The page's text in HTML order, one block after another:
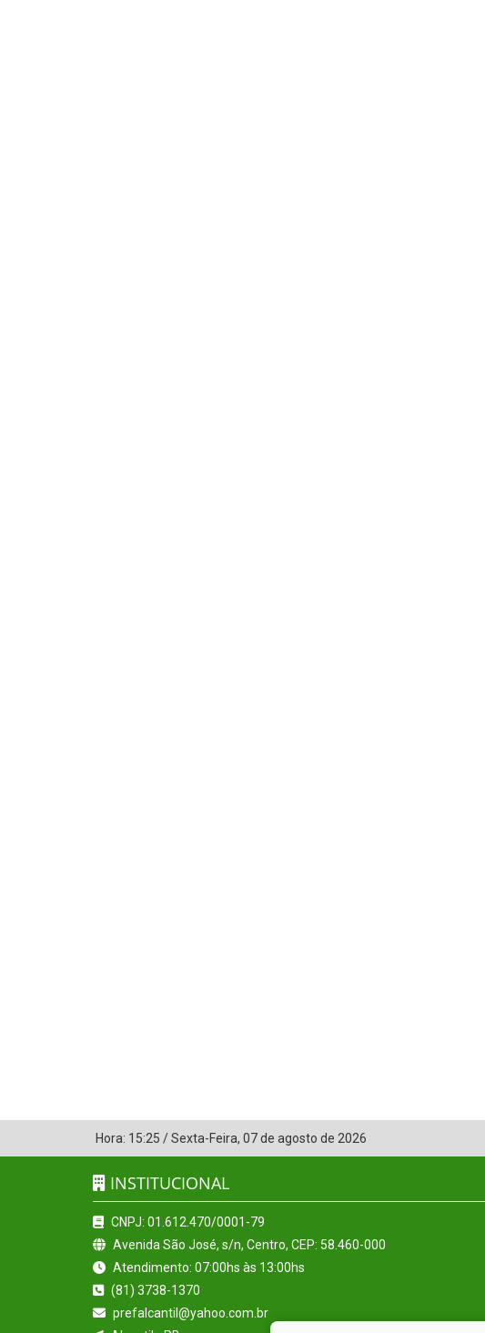
Hora: 15:25 /Sexta-Feira, 07 de agosto de 2026
INSTITUCIONAL
CNPJ: 01.612.470/0001-79
Avenida São José, s/n, Centro, CEP: 58.460-000
Atendimento: 07:00hs às 13:00hs
(81) 3738-1370
prefalcantil@yahoo.com.br